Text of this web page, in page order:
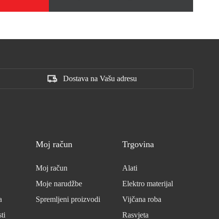
Dostava na Vašu adresu
Moj račun
Moj račun
Moje narudžbe
Spremljeni proizvodi
Trgovina
Alati
Elektro materijal
Vijčana roba
Rasvjeta